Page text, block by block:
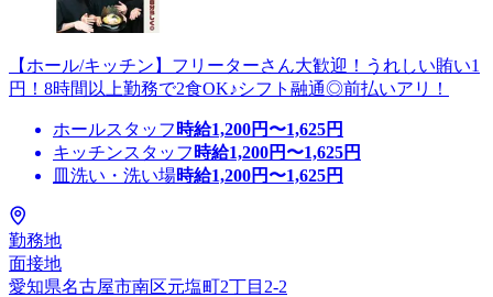
【ホール/キッチン】フリーターさん大歓迎！うれしい賄い1
円！8時間以上勤務で2食OK♪シフト融通◎前払いアリ！
ホールスタッフ 時給1,200円〜1,625円
キッチンスタッフ 時給1,200円〜1,625円
皿洗い・洗い場時給1,200円〜1,625円
勤務地
面接地
愛知県名古屋市南区元塩町2丁目2-2